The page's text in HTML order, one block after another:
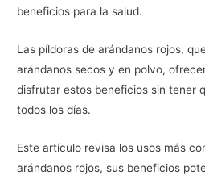
beneficios para la salud.
Las píldoras de arándanos rojos,
arándanos secos y en polvo,
disfrutar estos beneficios sin tener
todos los días.
Este artículo revisa los usos más
arándanos rojos, sus beneficios